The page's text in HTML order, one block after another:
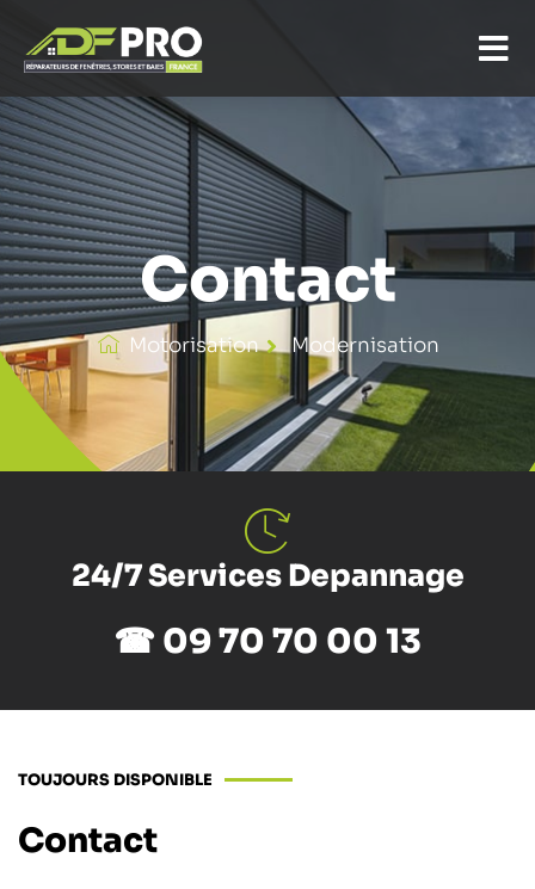
Volet Roulant Robert Toulon
Contact
Motorisation Modernisation
24/7 Services Depannage
☎ 09 70 70 00 13
TOUJOURS DISPONIBLE
Contact